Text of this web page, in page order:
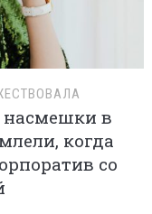
насмешки в
когда
со